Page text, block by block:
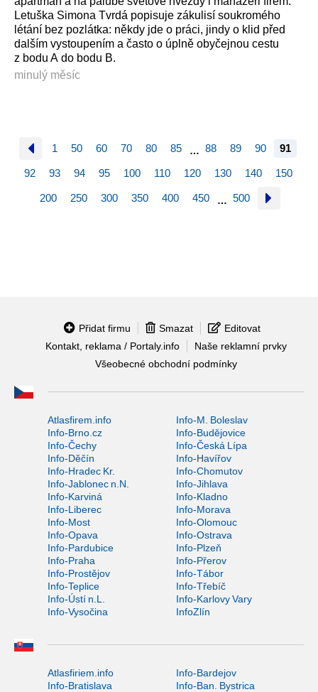
Letuška Simona Tvrdá popisuje zákulisí soukromého
létání bez pozlátka: někdy jde o práci, jindy o klid před
dalším vystoupením a často o úplně obyčejnou cestu
z bodu A do bodu B.
minulý měsíc
1 50 60 70 80 85 … 88 89 90 91
92 93 94 95 100 110 120 130 140 150
200 250 300 350 400 450 … 500
Přidat firmu Smazat
Editovat
Kontakt, reklama / Portaly.info
Naše reklamní prvky
Všeobecné obchodní podmínky
Atlasfirem.info
Info-M. Boleslav
Info-Brno.cz
Info-Budějovice
Info-Čechy
Info-Česká Lípa
Info-Děčín
Info-Havířov
Info-Hradec Kr.
Info-Chomutov
Info-Jablonec n.N.
Info-Jihlava
Info-Karviná
Info-Kladno
Info-Liberec
Info-Morava
Info-Most
Info-Olomouc
Info-Opava
Info-Ostrava
Info-Pardubice
Info-Plzeň
Info-Praha
Info-Přerov
Info-Prostějov
Info-Tábor
Info-Teplice
Info-Třebíč
Info-Ústí n.L.
Info-Karlovy Vary
Info-Vysočina
InfoZlín
Atlasfiriem.info
Info-Bardejov
Info-Bratislava
Info-Ban. Bystrica